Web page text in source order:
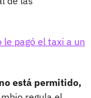
le pagó el taxi a un
está permitido,